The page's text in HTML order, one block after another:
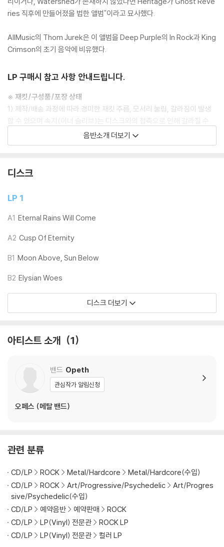
ries 직후에 만들어졌을 법한 앨범"이라고 묘사했다.
AllMusic의 Thom Jurek은 이 앨범을 Deep Purple의 In Rock과 King
Crimson의 초기 음악에 비유했다.
LP 구매시 참고 사항 안내드립니다.
※ 재킷/구성품/포장 상태
1) 제작/배송 과정에 따라 경미한 재킷 주름, 모서리 눌림, 갈라짐이 발생
할 수 있으며 속지(이너 슬리브)는 디스크와의 접촉으로 인해 갈라질 수
외관상 불량 확인되는 상품을 개봉 시엔 반품/교환 처리 불가합니다.
닐은 품질보증대상이 아닙니다.
3) 일본 제작 LP는 대부분 겉비닐이 밀봉되어 있지 않습니다.
4) 디지털 다운로드 코드는 본사에서 공지 없이 증정 종료될 수 있습니다.
※ 재생 불량
모델) 다이내믹 사운드의 편차가 큰 트랙을 재생할 때 이상 현상이 발생할
수 있습니다.
기기 문제로 인해 발생하는 재생 불량 현상에 대해서는 반품/교환이 불가
하니 침압 조절이 가능한 기기에서 재생하실 것을 권유 드립니다.
다. 전용 제품으로 이를 제거하면 대부분 해결됩니다.
3) 바늘에 먼지가 쌓이는 경우에도 재생이 원활하지 않을 수 있습니다.
※ 디스크 외관 불량
재생이 불안정한 경우 스태빌라이저를 사용하시면 좀 더 안정적인 재생이
지되도록 디스크 센터 홀 구경이 작게 제작되는 경우가 있습니다. 턴테이
3) 디스크에 미세한 잔 흠집이 남아있거나 인쇄 면이 깨끗하지 않은 경우
가 있으며, 이는 상품의 불량이 아닙니다. 단, 재생에 이상이 있는 경우에는
불량으로 인한 반품/교환이 가능합니다
※ 컬러 디스크
아래에 해당하는 경우는 불량이 아니므로 개봉 후 반품/교환이 불가합니
1) 컬러 디스크는 웹 이미지와 실제 색상이 차이가 날 수 있습니다.
2) 컬러 디스크의 특성상 제작 공정시 앨범마다 색상 차이가 나는 경우도
음반소개 더보기
디스크
LP 1
A1 Eternal Rains Will Come
A2 Cusp Of Eternity
B1 Moon Above, Sun Below
B2 Elysian Woes
디스크 더보기
아티스트 소개 1
밴드 Opeth
관심작가 알림신청
오페스 (메탈 밴드)
관련 분류
CD/LP ROCK Metal/Hardcore
Metal/Hardcore(수입)
CD/LP
ROCK Art/Progressive/Psychedelic
Art/Progres
sive/Psychedelic(수입)
CD/LP
예약음반 예약판매
ROCK
CD/LP
LP(Vinyl) 전문관
ROCK LP
CD/LP
LP(Vinyl) 전문관 컬러 LP